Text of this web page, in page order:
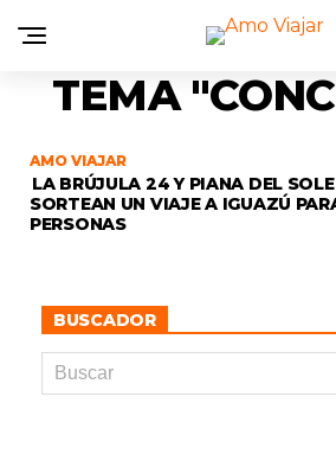
TEMA
AMO VIAJAR
LA BRÚJULA 24 Y PIANA DEL SOLE
SORTEAN UN VIAJE A IGUAZÚ
PERSONAS
BUSCADOR